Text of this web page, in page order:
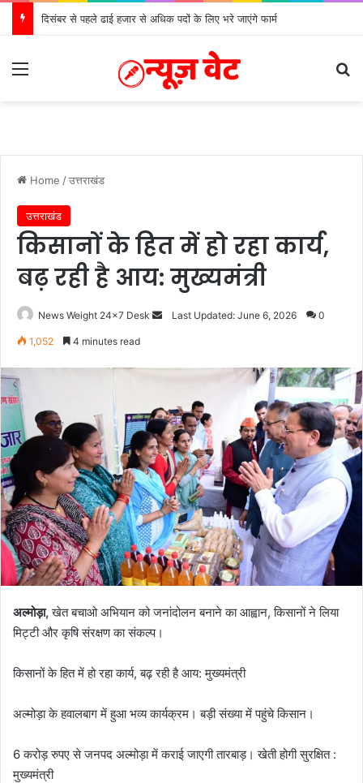
दिसंबर से पहले ढाई हजार से अधिक पदों के लिए भरे जाएंगे फार्म
Home /उत्तराखंड
उत्तराखंड
किसानों के हित में हो रहा कार्य,
बढ़ रही है आय: मुख्यमंत्री
News Weight 24x7 Desk
n
e
m
a
i
l
Last Updated: June 6, 2026 0
1,052 4 minutes read
अल्मोड़ा, खेत बचाओ अभियान को जनांदोलन बनाने का आह्वान, किसानों ने लिया
मिट्टी और कृषि संरक्षण का संकल्प।
किसानों के हित में हो रहा कार्य, बढ़ रही है आय: मुख्यमंत्री
अल्मोड़ा के हवालबाग में हुआ भव्य कार्यक्रम। बड़ी संख्या में पहुंचे किसान।
6 करोड़ रुपए से जनपद अल्मोड़ा में कराई जाएगी तारबाड़। खेती होगी सुरक्षित :
मुख्यमंत्री